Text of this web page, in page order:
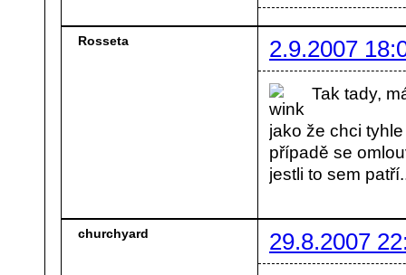
Rosseta 2.9.2007
Tak tady,
jako že chci
případě se
jestli to sem
churchyard 29.8.2007